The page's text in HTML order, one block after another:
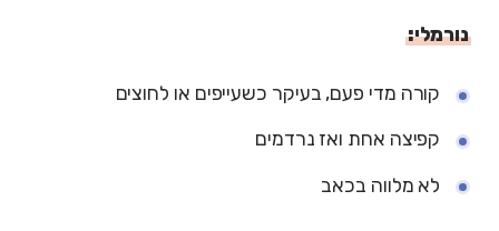
נורמלי:
קורה מדי פעם, בעיקר כשעייפים או לחוצים
קפיצה אחת ואז נרדמים
לא מלווה בכאב